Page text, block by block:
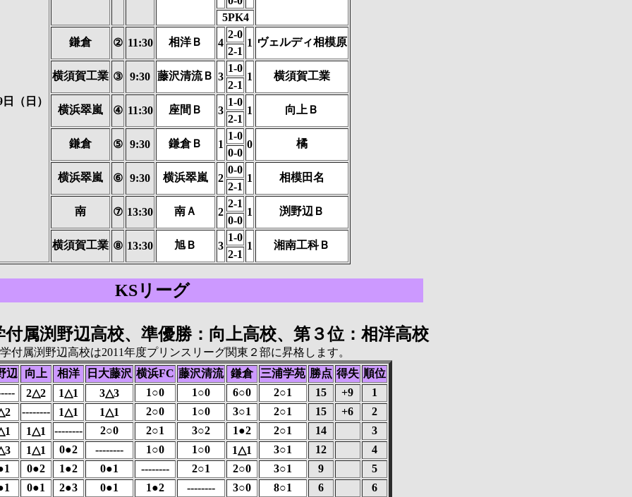
（日）
5PK4
鎌倉 ② 11:30 相洋Ｂ 4
2-0
1 ヴェルディ相模原
2-1
横須賀工業 ③ 9:30 藤沢清流Ｂ 3
1-0
1 横須賀工業
2-1
横浜翠嵐 ④ 11:30 座間Ｂ 3
1-0
1 向上Ｂ
2-1
鎌倉 ⑤ 9:30 鎌倉Ｂ 1
1-0
0 橘
0-0
横浜翠嵐 ⑥ 9:30 横浜翠嵐 2
0-0
1 相模田名
2-1
南 ⑦ 13:30 南Ａ 2
2-1
1 渕野辺Ｂ
0-0
横須賀工業 ⑧ 13:30 旭Ｂ 3
1-0
1 湘南工科Ｂ
2-1
KSリーグ
属渕野辺高校、準優勝：向上高校、第３位：相洋高校
付属渕野辺高校は2011年度プリンスリーグ関東２部に昇格します。
辺
向上 相洋 日大藤沢 横浜FC 藤沢清流 鎌倉 三浦学苑 勝点 得失 順位
2△2 1△1 3△3 1○0 1○0 6○0 2○1 15 +9
1
-------- 1△1 1△1 2○0 1○0 3○1 2○1 15 +6
2
1△1 -------- 2○0 2○1 3○2 1●2 2○1 14
3
1△1 0●2 -------- 1○0 1○0 1△1 3○1 12
4
0●2 1●2 0●1 -------- 2○1 2○0 3○1 9
5
0●1 2●3 0●1 1●2 -------- 3○0 8○1 6
6